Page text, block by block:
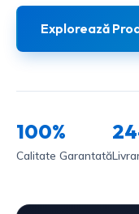
Explorează
100%
Calitate Garantată